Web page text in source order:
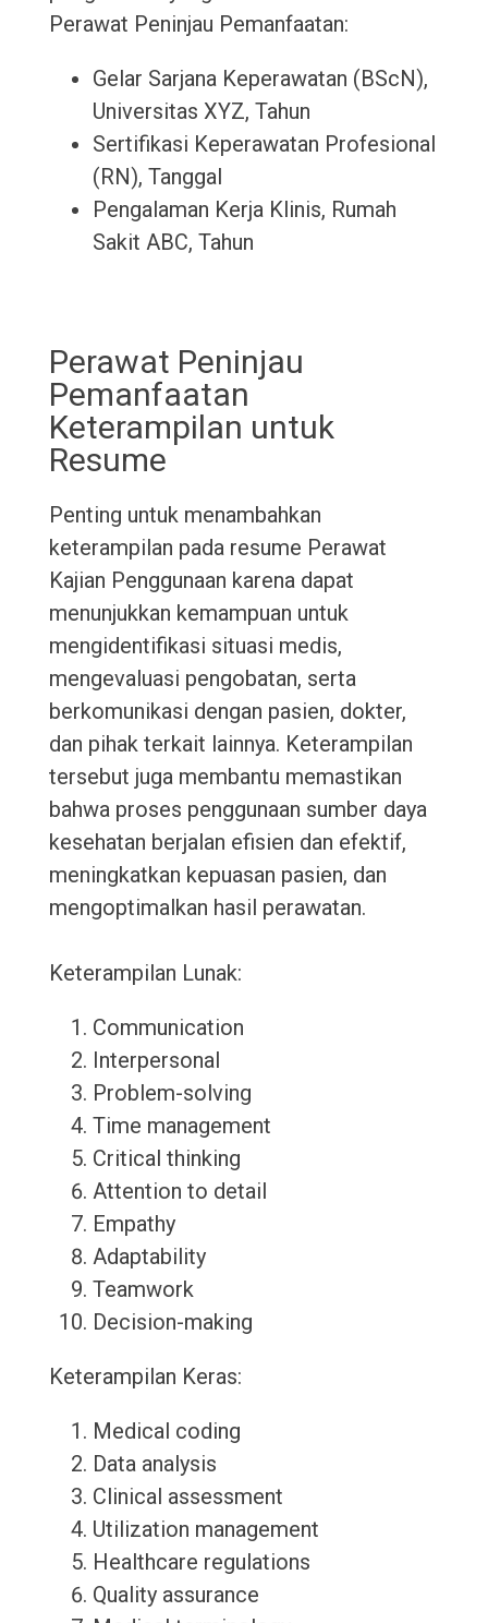
Perawat Peninjau Pemanfaatan:
Gelar Sarjana Keperawatan (BScN),
Universitas XYZ, Tahun
Sertifikasi Keperawatan Profesional
(RN), Tanggal
Pengalaman Kerja Klinis, Rumah
Sakit ABC, Tahun
Perawat Peninjau
Pemanfaatan
Keterampilan untuk
Resume
Penting untuk menambahkan
keterampilan pada resume Perawat
Kajian Penggunaan karena dapat
menunjukkan kemampuan untuk
mengidentifikasi situasi medis,
mengevaluasi pengobatan, serta
berkomunikasi dengan pasien, dokter,
dan pihak terkait lainnya. Keterampilan
tersebut juga membantu memastikan
bahwa proses penggunaan sumber daya
kesehatan berjalan efisien dan efektif,
meningkatkan kepuasan pasien, dan
mengoptimalkan hasil perawatan.
Keterampilan Lunak:
Communication
Interpersonal
Problem-solving
Time management
Critical thinking
Attention to detail
Empathy
Adaptability
Teamwork
Decision-making
Keterampilan Keras:
Medical coding
Data analysis
Clinical assessment
Utilization management
Healthcare regulations
Quality assurance